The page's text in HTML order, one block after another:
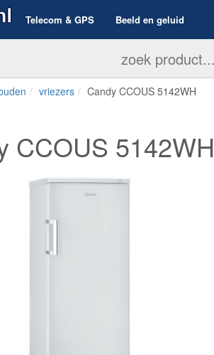
Telecom & GPS Beeld en geluid
vriezers Candy CCOUS 5142WH
CCOUS 5142WH